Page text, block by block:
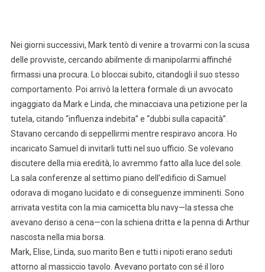
Nei giorni successivi, Mark tentò di venire a trovarmi con la scusa
delle provviste, cercando abilmente di manipolarmi affinché
firmassi una procura. Lo bloccai subito, citandogli il suo stesso
comportamento. Poi arrivò la lettera formale di un avvocato
ingaggiato da Mark e Linda, che minacciava una petizione per la
tutela, citando “influenza indebita” e “dubbi sulla capacità”.
Stavano cercando di seppellirmi mentre respiravo ancora. Ho
incaricato Samuel di invitarli tutti nel suo ufficio. Se volevano
discutere della mia eredità, lo avremmo fatto alla luce del sole.
La sala conferenze al settimo piano dell’edificio di Samuel
odorava di mogano lucidato e di conseguenze imminenti. Sono
arrivata vestita con la mia camicetta blu navy—la stessa che
avevano deriso a cena—con la schiena dritta e la penna di Arthur
nascosta nella mia borsa.
Mark, Elise, Linda, suo marito Ben e tutti i nipoti erano seduti
attorno al massiccio tavolo. Avevano portato con sé il loro